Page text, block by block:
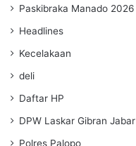
Paskibraka Manado 2026
Headlines
Kecelakaan
deli
Daftar HP
DPW Laskar Gibran Jabar
Polres Palopo